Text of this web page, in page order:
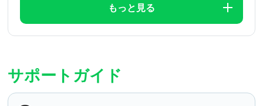
もっと見る
サポートガイド